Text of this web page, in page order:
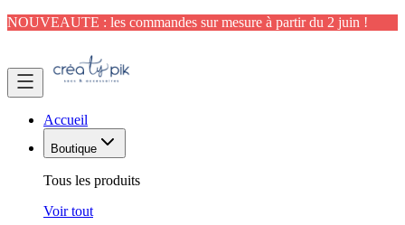
NOUVEAUTE : les commandes sur mesure à partir du 2 juin !
Accueil
Boutique
Tous les produits
Voir tout